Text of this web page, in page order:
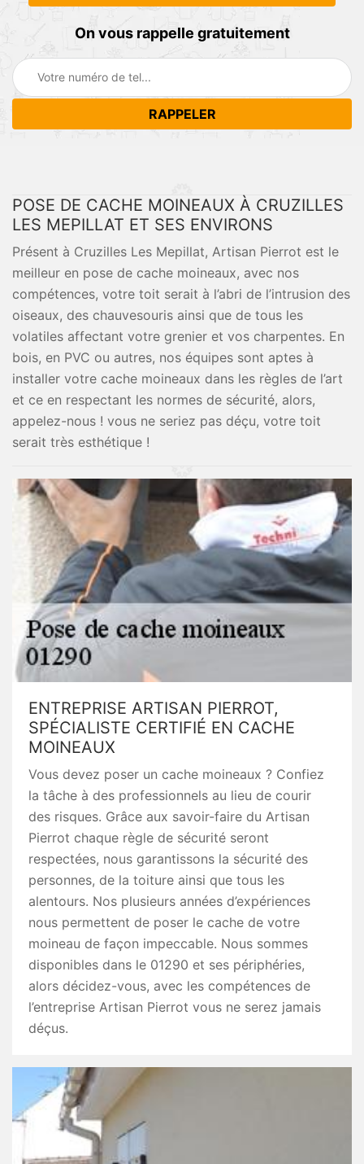
On vous rappelle gratuitement
POSE DE CACHE MOINEAUX À CRUZILLES
LES MEPILLAT ET SES ENVIRONS
Présent à Cruzilles Les Mepillat, Artisan Pierrot est le
meilleur en pose de cache moineaux, avec nos
compétences, votre toit serait à l’abri de l’intrusion des
oiseaux, des chauvesouris ainsi que de tous les
volatiles affectant votre grenier et vos charpentes. En
bois, en PVC ou autres, nos équipes sont aptes à
installer votre cache moineaux dans les règles de l’art
et ce en respectant les normes de sécurité, alors,
appelez-nous ! vous ne seriez pas déçu, votre toit
serait très esthétique !
ENTREPRISE ARTISAN PIERROT,
SPÉCIALISTE CERTIFIÉ EN CACHE
MOINEAUX
Vous devez poser un cache moineaux ? Confiez
la tâche à des professionnels au lieu de courir
des risques. Grâce aux savoir-faire du Artisan
Pierrot chaque règle de sécurité seront
respectées, nous garantissons la sécurité des
personnes, de la toiture ainsi que tous les
alentours. Nos plusieurs années d’expériences
nous permettent de poser le cache de votre
moineau de façon impeccable. Nous sommes
disponibles dans le 01290 et ses périphéries,
alors décidez-vous, avec les compétences de
l’entreprise Artisan Pierrot vous ne serez jamais
déçus.